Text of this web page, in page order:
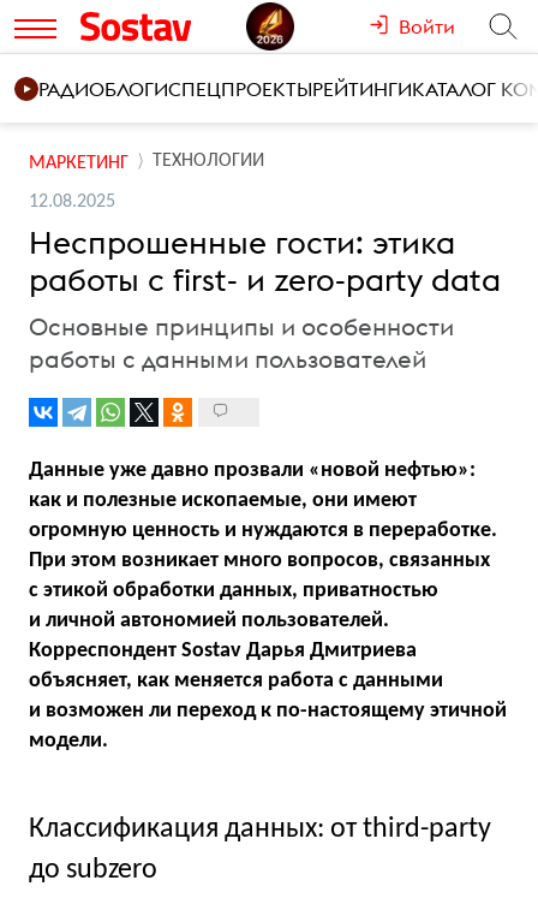
Войти
РАДИОБЛОГИСПЕЦПРОЕКТЫРЕЙТИНГИКАТАЛОГ
МАРКЕТИНГ ТЕХНОЛОГИИ
12.08.2025
Неспрошенные гости: этика
работы с first- и zero-party data
Основные принципы и особенности
работы с данными пользователей
Данные уже давно прозвали «новой нефтью»:
как и полезные ископаемые, они имеют
огромную ценность и нуждаются в переработке.
При этом возникает много вопросов, связанных
с этикой обработки данных, приватностью
и личной автономией пользователей.
Корреспондент Sostav Дарья Дмитриева
объясняет, как меняется работа с данными
и возможен ли переход к по-настоящему этичной
модели.
Классификация данных: от third-party
до subzero